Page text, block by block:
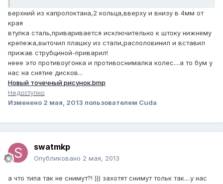
верхний из капролоктана,2 кольца,вверху и внизу в 4мм от
края
втулка сталь,приваривается исключительно к штоку нижнему
крепежа,выточил плашку из стали,располовинил и вставил
прижав струбциной-приварил!
неее это противоугонка и противоснималка колес....а то бум у
нас на снятие дисков...
Новый точечный рисунок.bmp
Недоступно
Изменено 2 мая, 2013 пользователем Cuda
swatmkp
Опубликовано 2 мая, 2013
а что типа так не снимут?! ))) захотят снимут тольк так....у нас